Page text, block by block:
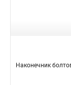
Наконечник